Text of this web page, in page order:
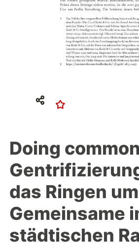
Doing
das Ringen
Gemeinsame
städtischen